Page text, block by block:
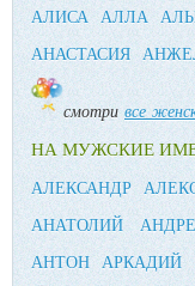
АЛИСА
АЛЛА
АНАСТАСИЯ
смотри все
НА МУЖСКИЕ
АЛЕКСАНДР
АНАТОЛИЙ
АНТОН АРКАДИЙ